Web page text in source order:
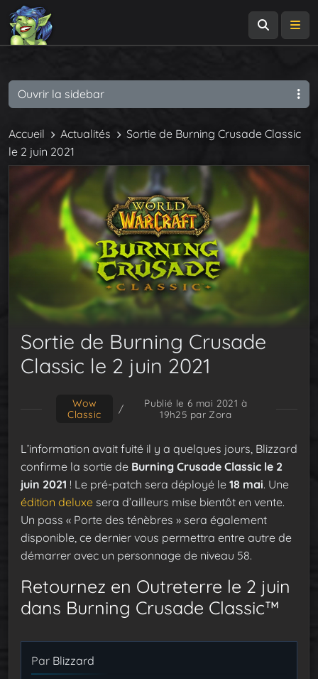
Accueil Actualités
Sortie de Burning Crusade Classic
le 2 juin 2021
Sortie de Burning Crusade
Classic le 2 juin 2021
Wow
Classic
/
Publié le 6 mai 2021 à
19h25 par Zora
L’information avait fuité il y a quelques jours, Blizzard
confirme la sortie de Burning Crusade Classic le 2
juin 2021 ! Le pré-patch sera déployé le 18 mai. Une
édition deluxe sera d’ailleurs mise bientôt en vente.
Un pass « Porte des ténèbres » sera également
disponible, ce dernier vous permettra entre autre de
démarrer avec un personnage de niveau 58.
Retournez en Outreterre le 2 juin
dans Burning Crusade Classic™
Par Blizzard
Ouvrir la sidebar